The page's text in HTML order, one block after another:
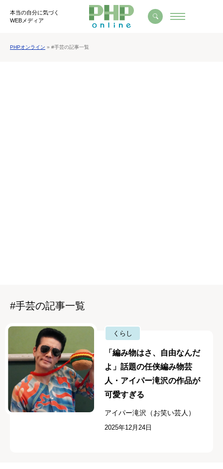
本当の自分に気づく
WEBメディア
PHPオンライン » #手芸の記事一覧
#手芸の記事一覧
くらし
「編み物はさ、自由なんだ
よ」話題の任侠編み物芸
人・アイパー滝沢の作品が
可愛すぎる
アイパー滝沢（お笑い芸人）
2025年12月24日